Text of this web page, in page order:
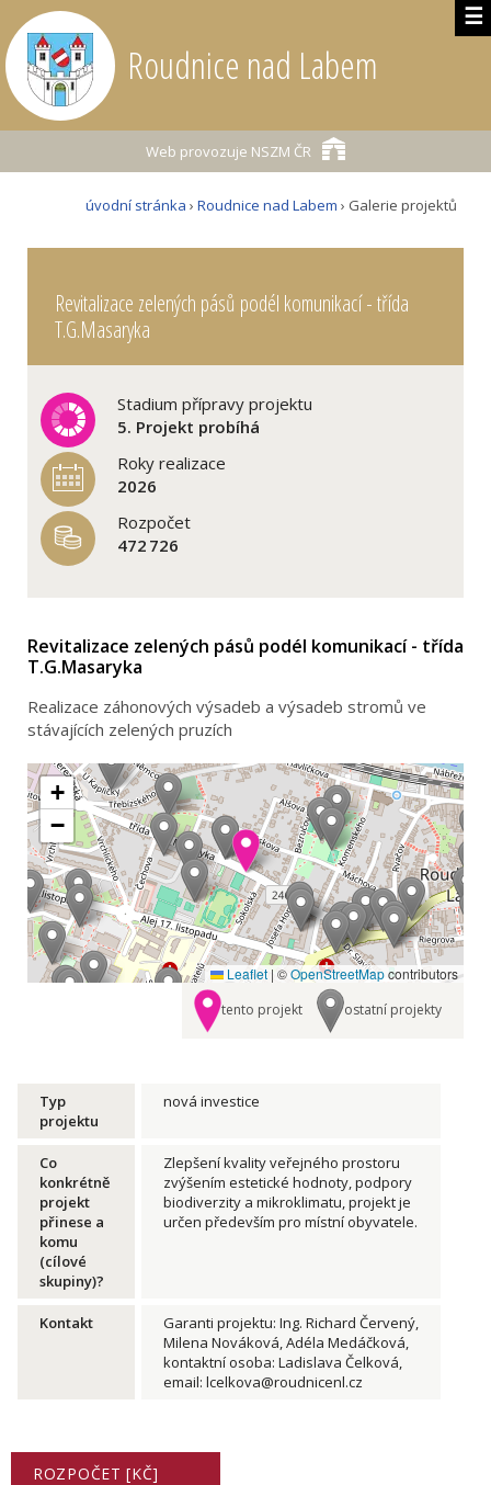
☰
Roudnice nad Labem
Web provozuje NSZM ČR
úvodní stránka › Roudnice nad Labem › Galerie projektů
Revitalizace zelených pásů podél komunikací - třída
T.G.Masaryka
Stadium přípravy projektu
5. Projekt probíhá
Roky realizace
2026
Rozpočet
472 726
Revitalizace zelených pásů podél komunikací - třída
T.G.Masaryka
Realizace záhonových výsadeb a výsadeb stromů ve
stávajících zelených pruzích
+
−
Leaflet | ©OpenStreetMapcontributors
tento projekt
ostatní projekty
Typ
projektu
nová investice
Co
konkrétně
projekt
přinese a
komu
(cílové
skupiny)?
Zlepšení kvality veřejného prostoru
zvýšením estetické hodnoty, podpory
biodiverzity a mikroklimatu, projekt je
určen především pro místní obyvatele.
Kontakt
Garanti projektu: Ing. Richard Červený,
Milena Nováková, Adéla Medáčková,
kontaktní osoba: Ladislava Čelková,
email: lcelkova@roudnicenl.cz
ROZPOČET [KČ]